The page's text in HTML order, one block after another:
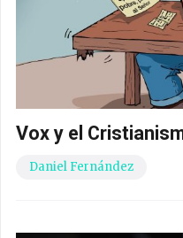
Vox y el
Daniel Fernández